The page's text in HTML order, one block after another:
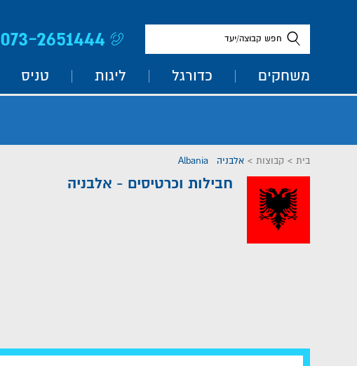
חפש קבוצה/יעד 073-2651444
משחקים כדורגל ליגות טניס
בית > קבוצות > אלבניה Albania
חבילות וכרטיסים - אלבניה